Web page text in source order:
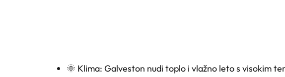
🌞 Klima: Galveston nudi toplo i vlažno leto s visokim